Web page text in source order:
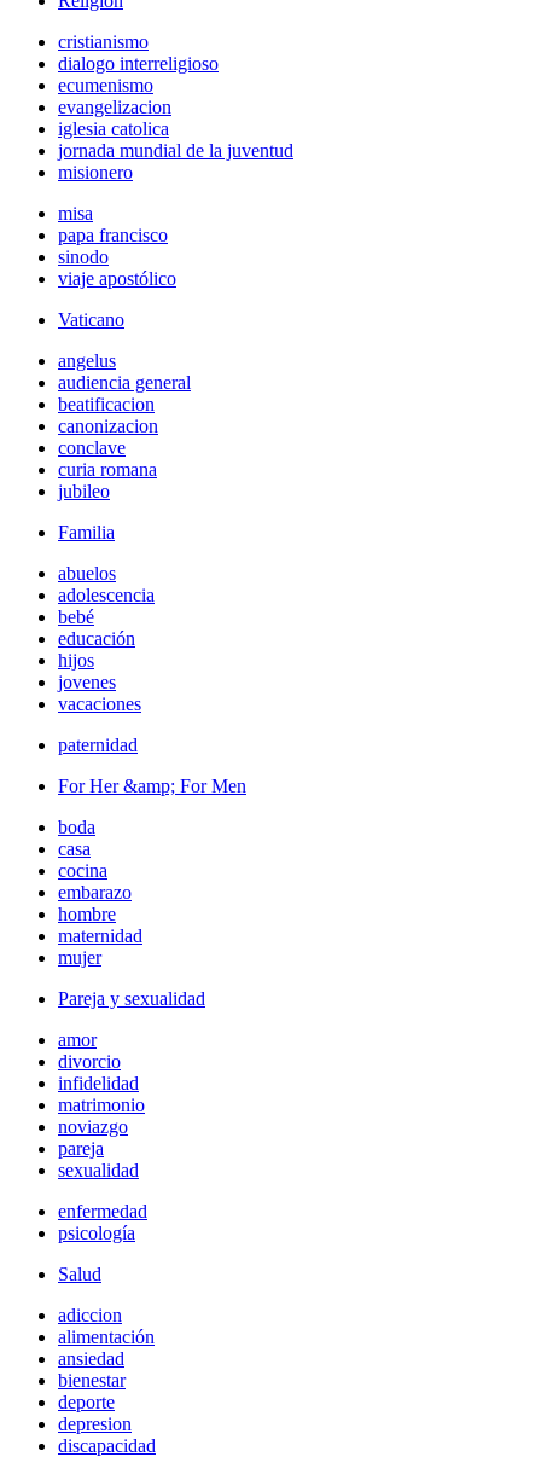
cristianismo
dialogo interreligioso
ecumenismo
evangelizacion
iglesia catolica
jornada mundial de la juventud
misionero
misa
papa francisco
sinodo
viaje apostólico
Vaticano
angelus
audiencia general
beatificacion
canonizacion
conclave
curia romana
jubileo
Familia
abuelos
adolescencia
bebé
educación
hijos
jovenes
vacaciones
paternidad
For Her &amp; For Men
boda
casa
cocina
embarazo
hombre
maternidad
mujer
Pareja y sexualidad
amor
divorcio
infidelidad
matrimonio
noviazgo
pareja
sexualidad
enfermedad
psicología
Salud
adiccion
alimentación
ansiedad
bienestar
deporte
depresion
discapacidad